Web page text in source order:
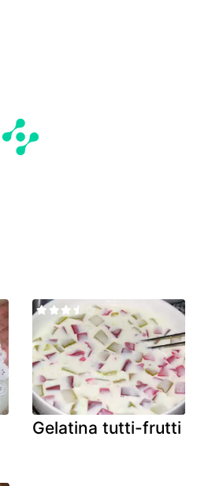
Gelatina tutti-frutti